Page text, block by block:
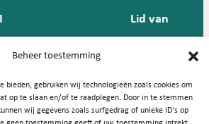
Beheer toestemming
bieden, gebruiken wij technologieën zoals cookies om
op te slaan en/of te raadplegen. Door in te stemmen
wij gegevens zoals surfgedrag of unieke ID's op
T: 088 -
57
Lid van